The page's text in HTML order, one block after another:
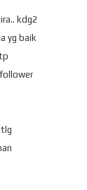
kdg2
yg baik